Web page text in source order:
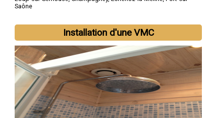
Saône
Installation d'une VMC